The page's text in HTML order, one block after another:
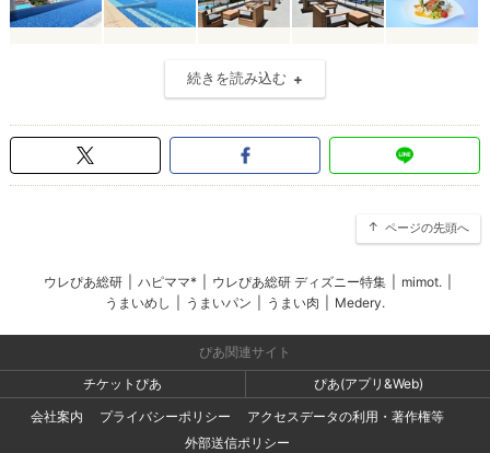
続きを読み込む
ページの先頭へ
ウレぴあ総研 ハピママ* ウレぴあ総研 ディズニー特集 mimot.
うまいめし
うまいパン うまい肉 Medery.
ぴあ関連サイト
チケットぴあ
ぴあ(アプリ&Web)
会社案内
プライバシーポリシー
アクセスデータの利用・著作権等
外部送信ポリシー